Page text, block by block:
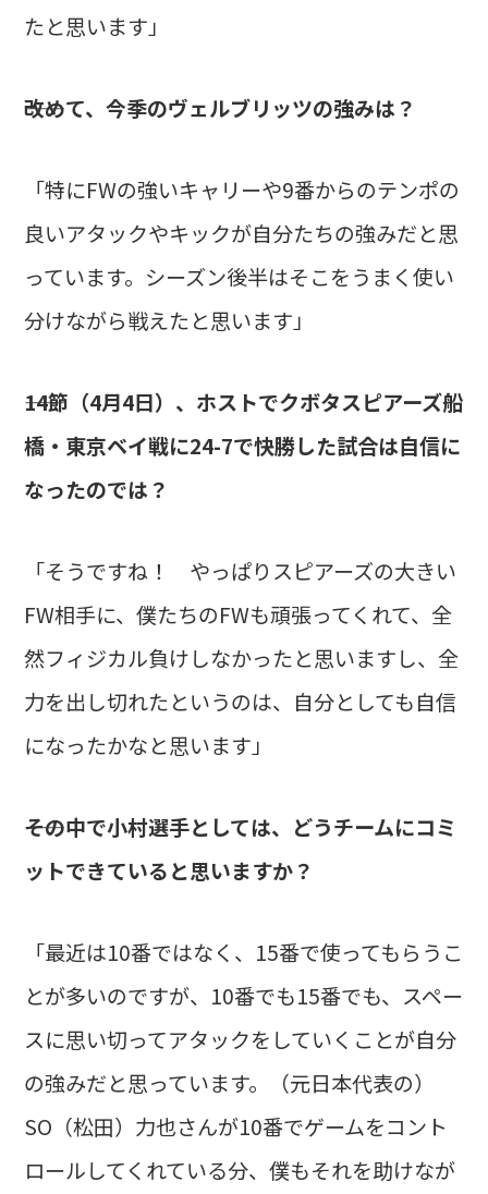
たと思います」
――改めて、今季のヴェルブリッツの強みは？
「特にFWの強いキャリーや9番からのテンポの
良いアタックやキックが自分たちの強みだと思
っています。シーズン後半はそこをうまく使い
分けながら戦えたと思います」
――14節（4月4日）、ホストでクボタスピアーズ船
橋・東京ベイ戦に24-7で快勝した試合は自信に
なったのでは？
「そうですね！ やっぱりスピアーズの大きい
FW相手に、僕たちのFWも頑張ってくれて、全
然フィジカル負けしなかったと思いますし、全
力を出し切れたというのは、自分としても自信
になったかなと思います」
――その中で小村選手としては、どうチームにコミ
ットできていると思いますか？
「最近は10番ではなく、15番で使ってもらうこ
とが多いのですが、10番でも15番でも、スペー
スに思い切ってアタックをしていくことが自分
の強みだと思っています。（元日本代表の）
SO（松田）力也さんが10番でゲームをコント
ロールしてくれている分、僕もそれを助けなが